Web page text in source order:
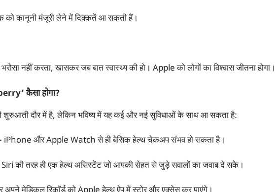
कानूनी मंजूरी लेने में दिक्कतें आ सकती हैं।
नहीं करता, खासकर जब बात स्वास्थ्य की हो। Apple को लोगों का विश्वास जीतना होगा।
कैसा होगा?
शुरुआती दौर में है, लेकिन भविष्य में यह कई और नई सुविधाओं के साथ आ सकता है:
iPhone और Apple Watch से ही बेसिक हेल्थ चेकअप संभव हो सकता है।
Siri की तरह ही एक हेल्थ असिस्टेंट जो आपकी सेहत से जुड़े सवालों का जवाब दे सके।